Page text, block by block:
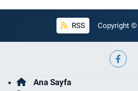
RSS Copyright ©
Ana Sayfa